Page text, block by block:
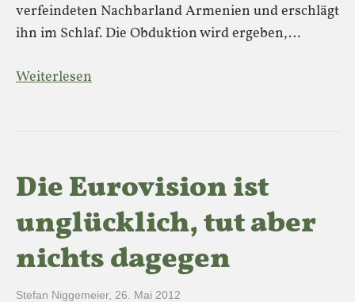
verfeindeten Nachbarland Armenien und erschlägt
ihn im Schlaf. Die Obduktion wird ergeben,…
Weiterlesen
Die Eurovision ist
unglücklich, tut aber
nichts dagegen
Stefan Niggemeier, 26. Mai 2012